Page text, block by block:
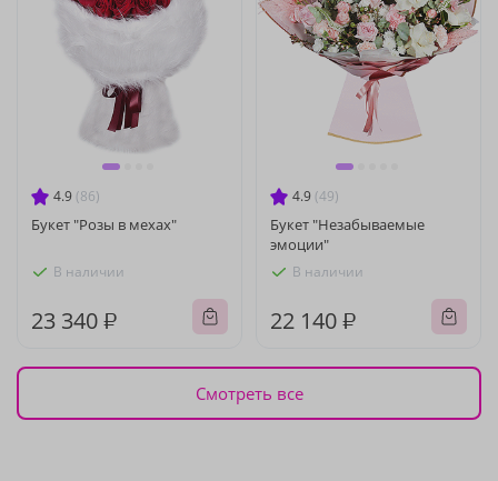
4.9 (86)
Букет "Розы в мехах"
В наличии
23 340 ₽
4.9 (49)
Букет "Незабываемые
эмоции"
В наличии
22 140 ₽
Смотреть все